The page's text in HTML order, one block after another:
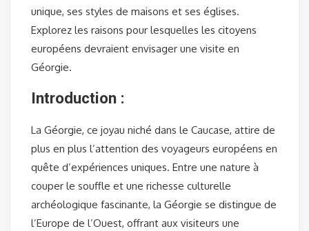
unique, ses styles de maisons et ses églises.
Explorez les raisons pour lesquelles les citoyens
européens devraient envisager une visite en
Géorgie.
Introduction :
La Géorgie, ce joyau niché dans le Caucase, attire de
plus en plus l’attention des voyageurs européens en
quête d’expériences uniques. Entre une nature à
couper le souffle et une richesse culturelle
archéologique fascinante, la Géorgie se distingue de
l’Europe de l’Ouest, offrant aux visiteurs une